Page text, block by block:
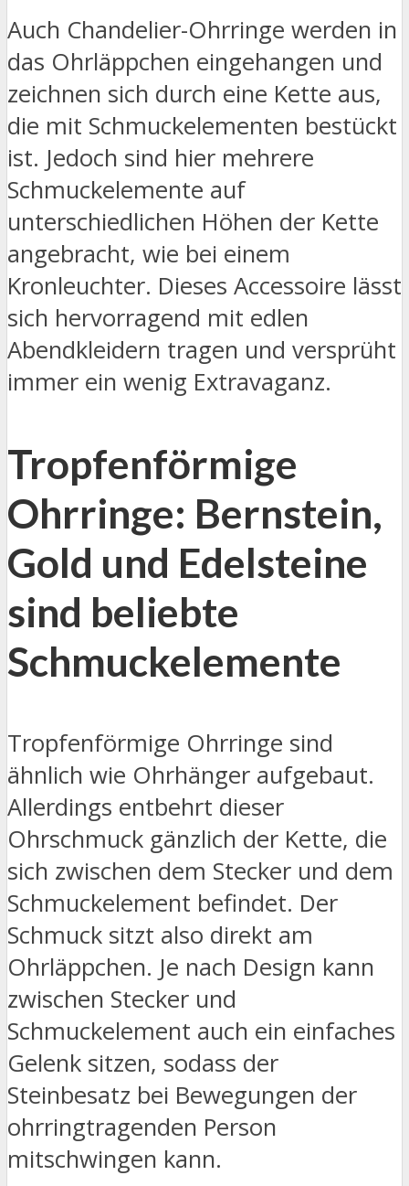
Auch Chandelier-Ohrringe werden in
das Ohrläppchen eingehangen und
zeichnen sich durch eine Kette aus,
die mit Schmuckelementen bestückt
ist. Jedoch sind hier mehrere
Schmuckelemente auf
unterschiedlichen Höhen der Kette
angebracht, wie bei einem
Kronleuchter. Dieses Accessoire lässt
sich hervorragend mit edlen
Abendkleidern tragen und versprüht
immer ein wenig Extravaganz.
Tropfenförmige
Ohrringe: Bernstein,
Gold und Edelsteine
sind beliebte
Schmuckelemente
Tropfenförmige Ohrringe sind
ähnlich wie Ohrhänger aufgebaut.
Allerdings entbehrt dieser
Ohrschmuck gänzlich der Kette, die
sich zwischen dem Stecker und dem
Schmuckelement befindet. Der
Schmuck sitzt also direkt am
Ohrläppchen. Je nach Design kann
zwischen Stecker und
Schmuckelement auch ein einfaches
Gelenk sitzen, sodass der
Steinbesatz bei Bewegungen der
ohrringtragenden Person
mitschwingen kann.